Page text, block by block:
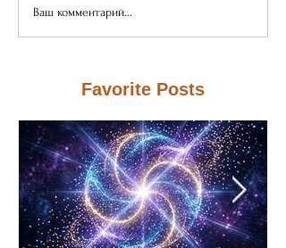
Ваш комментарий...
Favorite Posts